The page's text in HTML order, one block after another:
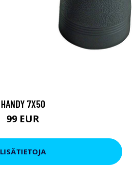
HANDY 7X50
99 EUR
LISÄTIETOJA